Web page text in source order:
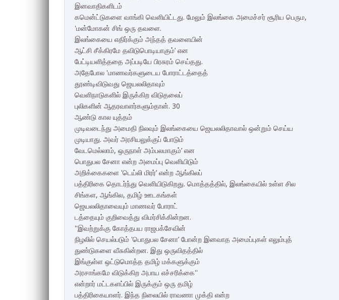
இனவாதிகளிடம்
கமென்ட்டுகளை வாங்கி வெளியிட்டது. மேலும் இலங்கை அமைச்சர் சூரிய பெரும,
'மன்மோகன் சிங் ஒரு தவளை.
இலங்கையை எதிர்க்கும் அந்தத் தவளையின்
ஆட்சி சீக்கிரமே தவிடுபொடியாகும்’ என
பேட்டியளித்ததை அப்படியே பிரசுரம் செய்தது.
அதேபோல 'மாணவர்களுடைய போராட்டத்தைத்
தூண்டிவிடுவது ஜெயலலிதாவும்
வெளிநாடுகளில் இருக்கிற விடுதலைப்
புலிகளின் ஆதரவாளர்களும்தான். 30
ஆண்டு கால யுத்தம்
முடிவடைந்து அமைதி நிலவும் இலங்கையை ஜெயலலிதாவால் ஒன்றும் செய்ய
முடியாது. அவர் அரசியலுக்குப் போடும்
வேடமெல்லாம், ஒருநாள் அம்பலமாகும்’ என
பொதுபல சேனா என்ற அமைப்பு வெளியிடும்
அறிக்கைகளை 'டெய்லி மிரர்’ என்ற ஆங்கிலப்
பத்திரிகை தொடர்ந்து வெளியிடுகிறது. மொத்தத்தில், இலங்கையில் உள்ள சில
சிங்கள, ஆங்கில, தமிழ் ஊடகங்கள்
ஜெயலலிதாவையும் மாணவர் போராட்​
டத்தையும் குறிவைத்து விமர்சிக்கின்றன.
''இவற்றுக்கு கோத்தபய ராஜபக்சேவின்
நிழலில் செயல்படும் 'பொதுபல சேனா’ போன்ற இனவாத அமைப்புகள் எலும்புத்
துண்டுகளை வீசுகின்றன. இது ஒருவிதத்தில்
இங்குள்ள ஒட்டுமொத்த தமிழ் மக்களுக்கும்
அரசாங்கமே விடுக்கிற அபாய எச்சரிக்கை''
என்றார் மட்டகளப்பில் இருக்கும் ஒரு தமிழ்
பத்திரிகையாளர். இந்த நிலையில் ராவணா முக்தி என்ற